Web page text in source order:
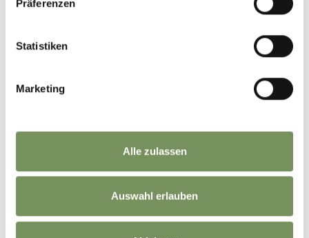
Präferenzen
Statistiken
Marketing
Alle zulassen
Auswahl erlauben